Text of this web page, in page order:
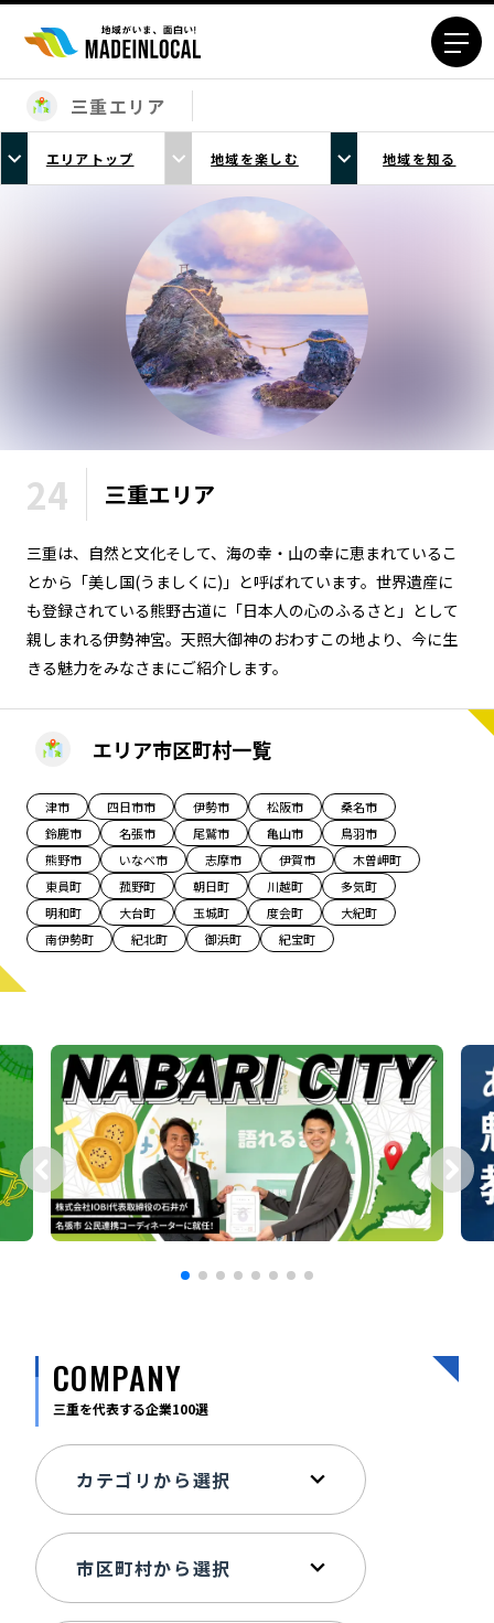
エリアから探す
北海道エリア
青森エリア
宮城エリア
山形エリア
茨城エリア
群馬エリア
千葉エリア
東京23区エリア
多摩エリア
新潟エリア
富山エリア
石川エリア
福井エリア
長野エリア
静岡エリア
愛知エリア
三重エリア
滋賀エリア
京都エリア
大阪市エリア
北摂エリア
堺・泉州エリア
鳥取エリア
島根エリア
岡山エリア
広島エリア
山口エリア
徳島エリア
香川エリア
愛媛エリア
高知エリア
福岡エリア
佐賀エリア
長崎エリア
カテゴリから探す
特集コンテンツ
地域を代表する 企業100選
プレスリリース
行政連携記事
MILCプロジェクト
選出企業特別対談
SDGsの先駆者
Sporkle
「人」から探す
記事ライター アンバサダー
お問い合わせ
三重エリア
エリアトップ 地域を楽しむ 地域を知る
24 三重エリア
三重は、自然と文化そして、海の幸・山の幸に恵まれているこ
とから「美し国(うましくに)」と呼ばれています。世界遺産に
も登録されている熊野古道に「日本人の心のふるさと」として
親しまれる伊勢神宮。天照大御神のおわすこの地より、今に生
きる魅力をみなさまにご紹介します。
エリア市区町村一覧
津市 四日市市 伊勢市 松阪市
桑名市
鈴鹿市
名張市 尾鷲市 亀山市
鳥羽市
熊野市
いなべ市 志摩市 伊賀市
木曽岬町
東員町
菰野町 朝日町 川越町
多気町
明和町
大台町 玉城町 度会町
大紀町
南伊勢町
紀北町 御浜町 紀宝町
COMPANY
三重を代表する企業100選